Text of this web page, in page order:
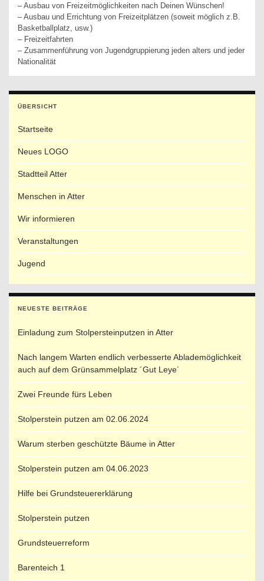
– Ausbau von Freizeitmöglichkeiten nach Deinen Wünschen!
– Ausbau und Errichtung von Freizeitplätzen (soweit möglich z.B.
Basketballplatz, usw.)
– Freizeitfahrten
– Zusammenführung von Jugendgruppierung jeden alters und jeder
Nationalität
ÜBERSICHT
Startseite
Neues LOGO
Stadtteil Atter
Menschen in Atter
Wir informieren
Veranstaltungen
Jugend
NEUESTE BEITRÄGE
Einladung zum Stolpersteinputzen in Atter
Nach langem Warten endlich verbesserte Ablademöglichkeit
auch auf dem Grünsammelplatz ´Gut Leye´
Zwei Freunde fürs Leben
Stolperstein putzen am 02.06.2024
Warum sterben geschützte Bäume in Atter
Stolperstein putzen am 04.06.2023
Hilfe bei Grundsteuererklärung
Stolperstein putzen
Grundsteuerreform
Barenteich 1